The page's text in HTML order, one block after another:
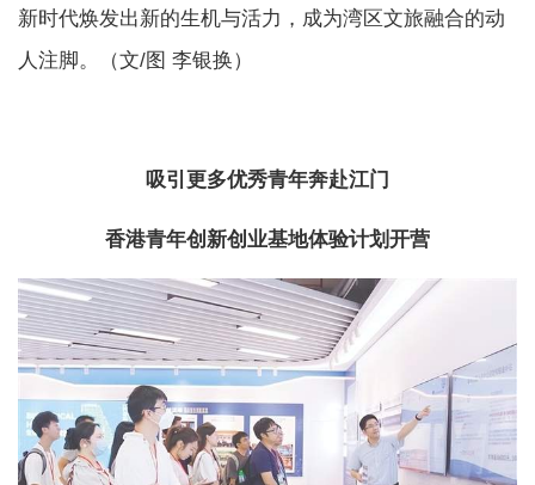
新时代焕发出新的生机与活力，成为湾区文旅融合的动
人注脚。（文/图 李银换）
吸引更多优秀青年奔赴江门
香港青年创新创业基地体验计划开营